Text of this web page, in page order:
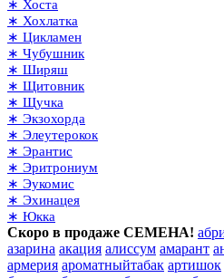
∗ Хоста
∗ Хохлатка
∗ Цикламен
∗ Чубушник
∗ Ширяш
∗ Щитовник
∗ Щучка
∗ Экзохорда
∗ Элеутерокок
∗ Эрантис
∗ Эритрониум
∗ Эукомис
∗ Эхинацея
∗ Юкка
Скоро в продаже СЕМЕНА!
азарина акация алиссум амарант
армерия ароматныйтабак артишок